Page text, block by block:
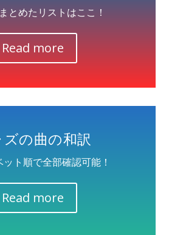
とめたリストはここ！
Read more
ズの曲の和訳
ト順で全部確認可能！
Read more